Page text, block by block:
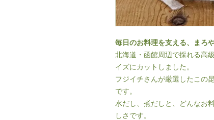
毎日のお料理を支える、まろ
北海道・函館周辺で採れる高
イズにカットしました。
フジイチさんが厳選したこの
です。
水だし、煮だしと、どんなお
しさです。